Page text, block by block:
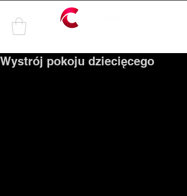
Wystrój pokoju dziecięcego